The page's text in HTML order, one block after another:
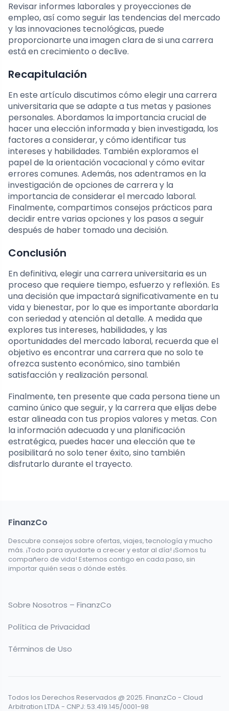
Revisar informes laborales y proyecciones de
empleo, así como seguir las tendencias del mercado
y las innovaciones tecnológicas, puede
proporcionarte una imagen clara de si una carrera
está en crecimiento o declive.
Recapitulación
En este artículo discutimos cómo elegir una carrera
universitaria que se adapte a tus metas y pasiones
personales. Abordamos la importancia crucial de
hacer una elección informada y bien investigada, los
factores a considerar, y cómo identificar tus
intereses y habilidades. También exploramos el
papel de la orientación vocacional y cómo evitar
errores comunes. Además, nos adentramos en la
investigación de opciones de carrera y la
importancia de considerar el mercado laboral.
Finalmente, compartimos consejos prácticos para
decidir entre varias opciones y los pasos a seguir
después de haber tomado una decisión.
Conclusión
En definitiva, elegir una carrera universitaria es un
proceso que requiere tiempo, esfuerzo y reflexión. Es
una decisión que impactará significativamente en tu
vida y bienestar, por lo que es importante abordarla
con seriedad y atención al detalle. A medida que
explores tus intereses, habilidades, y las
oportunidades del mercado laboral, recuerda que el
objetivo es encontrar una carrera que no solo te
ofrezca sustento económico, sino también
satisfacción y realización personal.
Finalmente, ten presente que cada persona tiene un
camino único que seguir, y la carrera que elijas debe
estar alineada con tus propios valores y metas. Con
la información adecuada y una planificación
estratégica, puedes hacer una elección que te
posibilitará no solo tener éxito, sino también
disfrutarlo durante el trayecto.
FinanzCo
Descubre consejos sobre ofertas, viajes, tecnología y mucho
más. ¡Todo para ayudarte a crecer y estar al día! ¡Somos tu
compañero de vida! Estemos contigo en cada paso, sin
importar quién seas o dónde estés.
Sobre Nosotros – FinanzCo
Política de Privacidad
Términos de Uso
Todos los Derechos Reservados @ 2025. FinanzCo - Cloud
Arbitration LTDA - CNPJ: 53.419.145/0001-98